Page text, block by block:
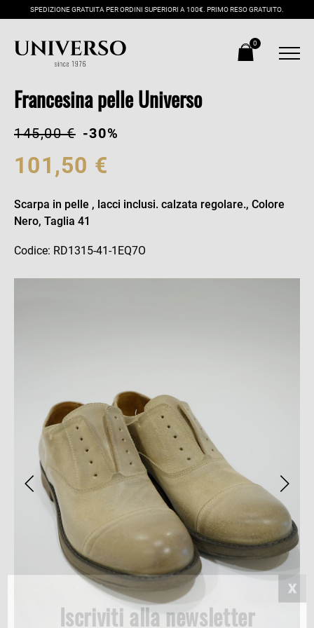
SPEDIZIONE GRATUITA PER ORDINI SUPERIORI A 100€. PRIMO RESO GRATUITO.
0
Francesina pelle Universo
145,00 € -30%
101,50 €
Scarpa in pelle , lacci inclusi. calzata regolare., Colore
Nero, Taglia 41
Codice: RD1315-41-1EQ7O
Iscriviti alla newsletter